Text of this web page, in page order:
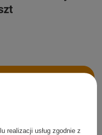
realizacji usług zgodnie z